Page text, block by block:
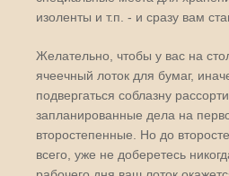
изоленты и т.п. - и сразу вам
Желательно, чтобы у вас на
ячеечный лоток для бумаг,
подвергаться соблазну
запланированные дела на
второстепенные. Но до
всего, уже не доберетесь